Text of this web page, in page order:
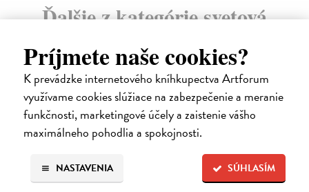
Príjmete naše cookies?
K prevádzke internetového kníhkupectva Artforum
využívame cookies slúžiace na zabezpečenie a meranie
funkčnosti, marketingové účely a zaistenie vášho
maximálneho pohodlia a spokojnosti.
SÚHLASÍM
NASTAVENIA
Ďalšie z kategórie svetová
beletria
na sklade
novinka